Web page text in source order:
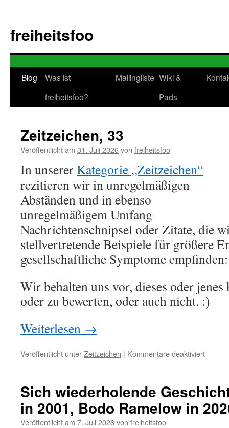
springen
freiheitsfoo
Blog
Was ist
freiheitsfoo?
Mailingliste Wiki &
Pads
Zeitzeichen, 33
Veröffentlicht am 31. Juli 2026von freiheitsfoo
In unserer Kategorie „Zeitzeichen“
rezitieren wir in unregelmäßigen
Abständen und in ebenso
unregelmäßigem Umfang
Nachrichtenschnipsel oder Zitate, die
stellvertretende Beispiele für größere
gesellschaftliche Symptome
Wir behalten uns vor, dieses oder
oder zu bewerten, oder auch nicht. :)
Weiterlesen →
Veröffentlicht unterZeitzeichen | Kommentare deaktiviertfür
Sich wiederholende
in 2001, Bodo Ramelow in
Veröffentlicht am 7. Juli 2026von freiheitsfoo